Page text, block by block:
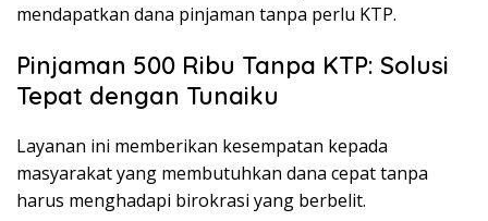
mendapatkan dana pinjaman tanpa perlu KTP.
Pinjaman 500 Ribu Tanpa KTP: Solusi
Tepat dengan Tunaiku
Layanan ini memberikan kesempatan kepada
masyarakat yang membutuhkan dana cepat tanpa
harus menghadapi birokrasi yang berbelit.